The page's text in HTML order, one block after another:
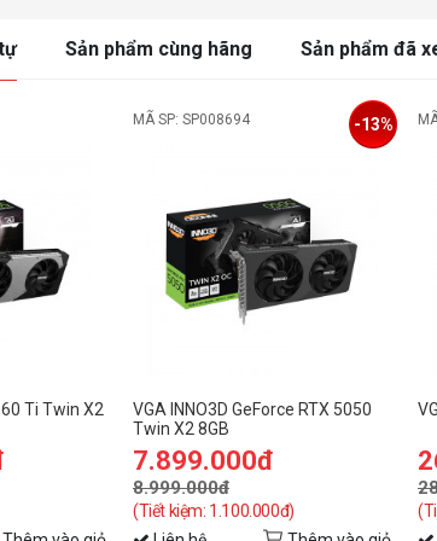
Sản phẩm cùng hãng Sản phẩm đã
Ti Twin X2
MÃ SP: SP008694
VGA INNO3D GeForce RTX 5050
Twin X2 8GB
7.899.000đ
8.999.000đ
(Tiết kiệm: 1.100.000đ)
-13%